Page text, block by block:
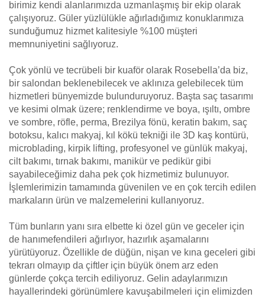
birimiz kendi alanlarımızda uzmanlaşmış bir ekip olarak
çalışıyoruz. Güler yüzlülükle ağırladığımız konuklarımıza
sunduğumuz hizmet kalitesiyle %100 müşteri
memnuniyetini sağlıyoruz.
Çok yönlü ve tecrübeli bir kuaför olarak Rosebella’da biz,
bir salondan beklenebilecek ve aklınıza gelebilecek tüm
hizmetleri bünyemizde bulunduruyoruz. Başta saç tasarımı
ve kesimi olmak üzere; renklendirme ve boya, ışıltı, ombre
ve sombre, röfle, perma, Brezilya fönü, keratin bakım, saç
botoksu, kalıcı makyaj, kıl kökü tekniği ile 3D kaş kontürü,
microblading, kirpik lifting, profesyonel ve günlük makyaj,
cilt bakımı, tırnak bakımı, manikür ve pedikür gibi
sayabileceğimiz daha pek çok hizmetimiz bulunuyor.
İşlemlerimizin tamamında güvenilen ve en çok tercih edilen
markaların ürün ve malzemelerini kullanıyoruz.
Tüm bunların yanı sıra elbette ki özel gün ve geceler için
de hanımefendileri ağırlıyor, hazırlık aşamalarını
yürütüyoruz. Özellikle de düğün, nişan ve kına geceleri gibi
tekrarı olmayıp da çiftler için büyük önem arz eden
günlerde çokça tercih ediliyoruz. Gelin adaylarımızın
hayallerindeki görünümlere kavuşabilmeleri için elimizden